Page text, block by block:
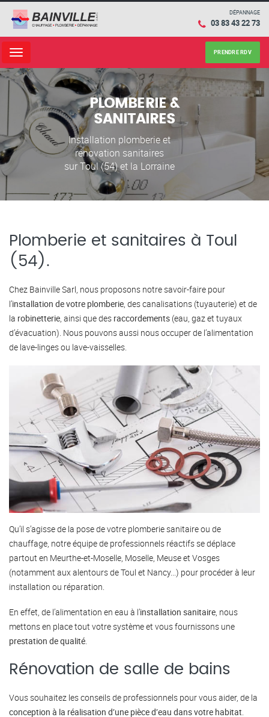
DÉPANNAGE
03 83 43 22 73
Menu PRENDRE RDV
PLOMBERIE &
SANITAIRES
Installation plomberie et
rénovation sanitaires
sur Toul (54) et la Lorraine
Plomberie et sanitaires à Toul
(54).
Chez Bainville Sarl, nous proposons notre savoir-faire pour
l’installation de votre plomberie , des canalisations (tuyauterie) et de
la robinetterie , ainsi que des raccordements (eau, gaz et tuyaux
d’évacuation). Nous pouvons aussi nous occuper de l’alimentation
de lave-linges ou lave-vaisselles.
Qu’il s’agisse de la pose de votre plomberie sanitaire ou de
chauffage, notre équipe de professionnels réactifs se déplace
partout en Meurthe-et-Moselle, Moselle, Meuse et Vosges
(notamment aux alentours de Toul et Nancy...) pour procéder à leur
installation ou réparation.
En effet, de l’alimentation en eau à l’installation sanitaire, nous
mettons en place tout votre système et vous fournissons une
prestation de qualité.
Rénovation de salle de bains
Vous souhaitez les conseils de professionnels pour vous aider, de la
conception à la réalisation d’une pièce d’eau dans votre habitat.